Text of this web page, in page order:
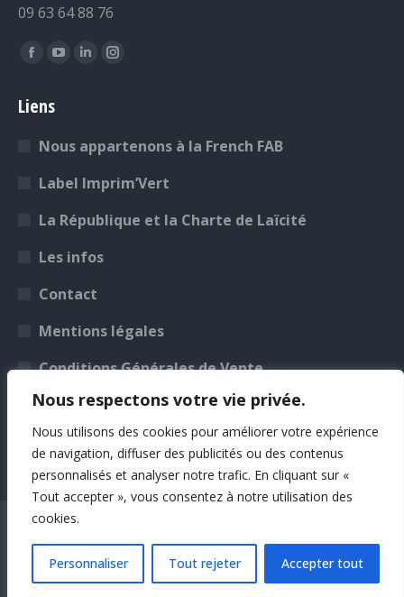
Nous respectons votre vie privée.
Nous utilisons des cookies pour améliorer votre expérience
de navigation, diffuser des publicités ou des contenus
personnalisés et analyser notre trafic. En cliquant sur «
Tout accepter », vous consentez à notre utilisation des
cookies.
Personnaliser Tout rejeter Accepter tout
09 63 64 88 76
Retrouvez-nous sur :
La
Facebook
dans
une
fenêtre
La
dans
une
fenêtre
La
dans
une
fenêtre
La
dans
une
fenêtre
Liens
Nous appartenons à la French FAB
Label Imprim’Vert
La République et la Charte de Laïcité
Les infos
Contact
Mentions légales
Conditions Générales de Vente
©Imprimerie ICS
Realisation:Boreal concept